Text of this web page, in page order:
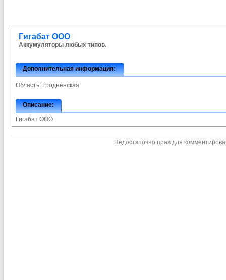
Гигабат ООО
Аккумуляторы любых типов.
Дополнительная информация:
Область: Гродненская
Описание:
Гигабат ООО
Недостаточно прав для